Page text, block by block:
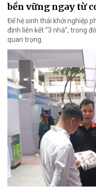
bền vững ngay từ
Để hệ sinh thái khởi nghiệp
định liên kết “3 nhà”, trong
quan trọng.